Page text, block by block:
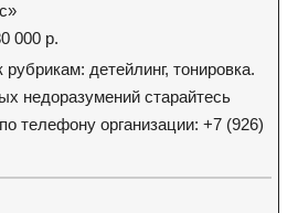
000 р.
детейлинг, тонировка.
недоразумений старайтесь
телефону организации: +7 (926)